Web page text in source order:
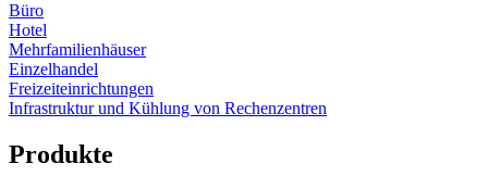
Büro
Hotel
Mehrfamilienhäuser
Einzelhandel
Freizeiteinrichtungen
Infrastruktur und Kühlung von Rechenzentren
Produkte